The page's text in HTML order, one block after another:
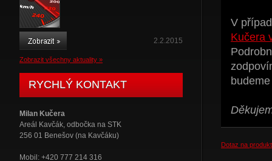
2.2.2015
Zobrazit všechny aktuality »
RYCHLÝ KONTAKT
Milan Kučera
Areál Kavčák, odbočka na STK
256 01 Benešov (na Kavčáku)
Mobil: +420 777 214 316
V
Kučera
Dotaz na produkt